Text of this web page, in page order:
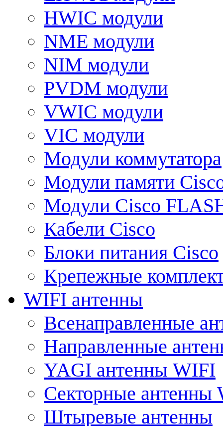
HWIC модули
NME модули
NIM модули
PVDM модули
VWIC модули
VIC модули
Модули коммутатора
Модули памяти
Модули Cisco
Кабели Cisco
Блоки питания Cisco
Крепежные
WIFI антенны
Всенаправленные
Направленные
YAGI антенны WIFI
Секторные антенны
Штыревые антенны